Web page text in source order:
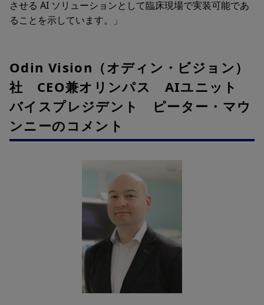
させる AI ソリューションとして臨床現場で実装可能であ
ることを示しています。」
Odin Vision（オディン・ビジョン）
社 CEO兼オリンパス AIユニット
バイスプレジデント ピーター・マウ
ンニーのコメント